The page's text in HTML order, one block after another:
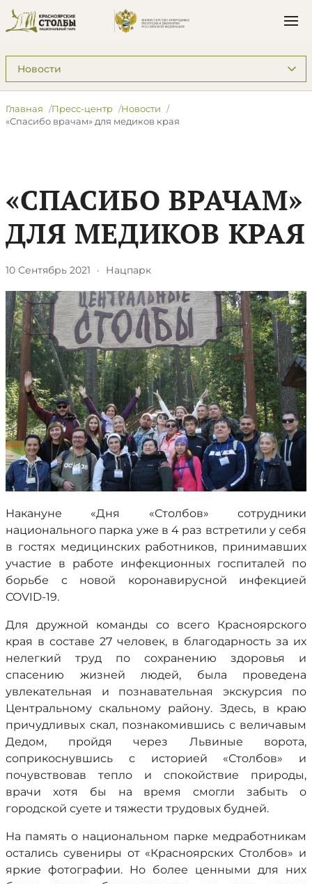
Подразделы: Пресс-центр
Главная Пресс-центр
Новости
​«Спасибо врачам» для медиков края
​«СПАСИБО ВРАЧАМ»
ДЛЯ МЕДИКОВ КРАЯ
10 Сентябрь 2021 · Нацпарк
Накануне «Дня «Столбов» сотрудники
национального парка уже в 4 раз встретили у себя
в гостях медицинских работников, принимавших
участие в работе инфекционных госпиталей по
борьбе с новой коронавирусной инфекцией
COVID-19.
Для дружной команды со всего Красноярского
края в составе 27 человек, в благодарность за их
нелегкий труд по сохранению здоровья и
спасению жизней людей, была проведена
увлекательная и познавательная экскурсия по
Центральному скальному району. Здесь, в краю
причудливых скал, познакомившись с величавым
Дедом, пройдя через Львиные ворота,
соприкоснувшись с историей «Столбов» и
почувствовав тепло и спокойствие природы,
врачи хотя бы на время смогли забыть о
городской суете и тяжести трудовых будней.
На память о национальном парке медработникам
остались сувениры от «Красноярских Столбов» и
яркие фотографии. Но более ценными для них